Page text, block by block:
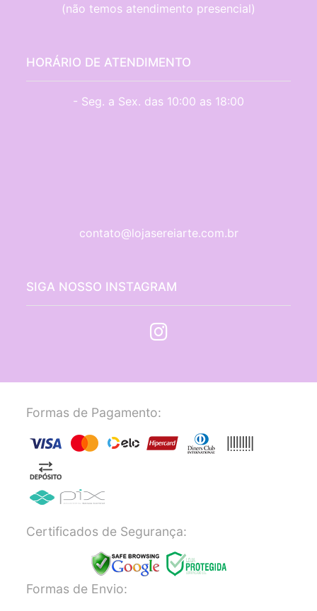
(não temos atendimento presencial)
HORÁRIO DE ATENDIMENTO
- Seg. a Sex. das 10:00 as 18:00
contato@lojasereiarte.com.br
SIGA NOSSO INSTAGRAM
Formas de Pagamento:
Certificados de Segurança:
Formas de Envio: